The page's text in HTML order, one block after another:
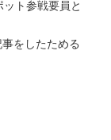
ト参戦要員と
をしたためる